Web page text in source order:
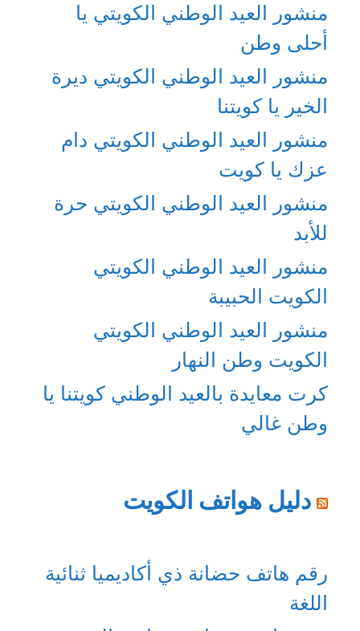
منشور العيد الوطني الكويتي يا
أحلى وطن
منشور العيد الوطني الكويتي ديرة
الخير يا كويتنا
منشور العيد الوطني الكويتي دام
عزك يا كويت
منشور العيد الوطني الكويتي حرة
للأبد
منشور العيد الوطني الكويتي
الكويت الحبيبة
منشور العيد الوطني الكويتي
الكويت وطن النهار
كرت معايدة بالعيد الوطني كويتنا يا
وطن غالي
دليل هواتف الكويت
رقم هاتف حضانة ذي أكاديميا ثنائية
اللغة